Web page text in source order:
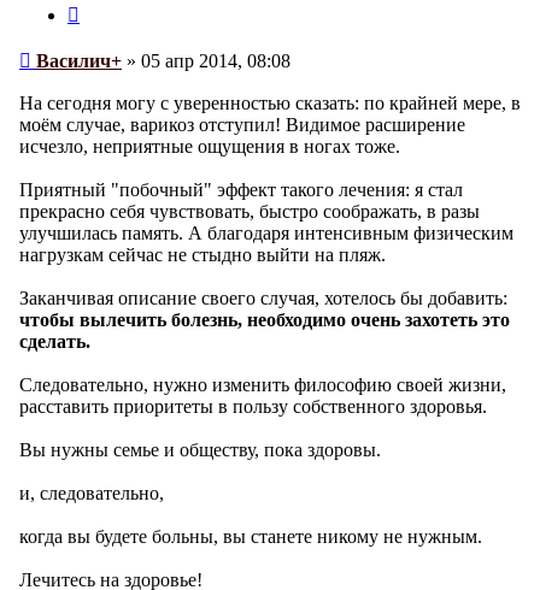
Сообщение
Василич+ » 05 апр 2014, 08:08
На сегодня могу с уверенностью сказать: по крайней мере, в
моём случае, варикоз отступил! Видимое расширение
исчезло, неприятные ощущения в ногах тоже.
Приятный "побочный" эффект такого лечения: я стал
прекрасно себя чувствовать, быстро соображать, в разы
улучшилась память. А благодаря интенсивным физическим
нагрузкам сейчас не стыдно выйти на пляж.
Заканчивая описание своего случая, хотелось бы добавить:
чтобы вылечить болезнь, необходимо очень захотеть это
сделать.
Следовательно, нужно изменить философию своей жизни,
расставить приоритеты в пользу собственного здоровья.
Вы нужны семье и обществу, пока здоровы.
и, следовательно,
когда вы будете больны, вы станете никому не нужным.
Лечитесь на здоровье!